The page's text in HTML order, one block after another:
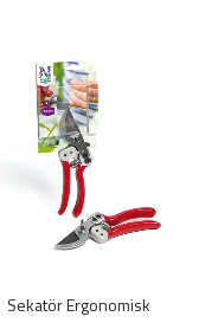
Sekatör Ergonomisk